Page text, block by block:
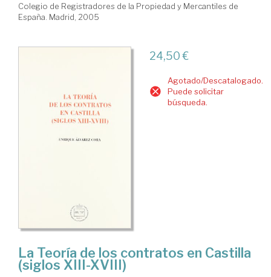
Colegio de Registradores de la Propiedad y Mercantiles de
España. Madrid, 2005
24,50 €
Agotado/Descatalogado.
Puede solicitar
búsqueda.
La Teoría de los contratos en Castilla
(siglos XIII-XVIII)